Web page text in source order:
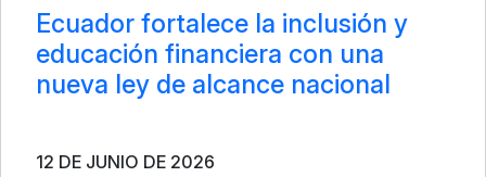
Ecuador fortalece la inclusión y
educación financiera con una
nueva ley de alcance nacional
12 DE JUNIO DE 2026